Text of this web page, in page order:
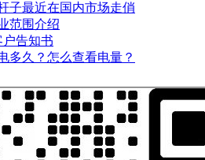
子最近在国内市场走俏
范围介绍
告知书
多久？怎么查看电量？